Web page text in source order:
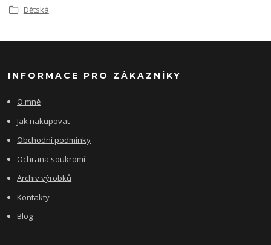
Dětská
INFORMACE PRO ZÁKAZNÍKY
O mně
Jak nakupovat
Obchodní podmínky
Ochrana soukromí
Archiv výrobků
Kontakty
Blog